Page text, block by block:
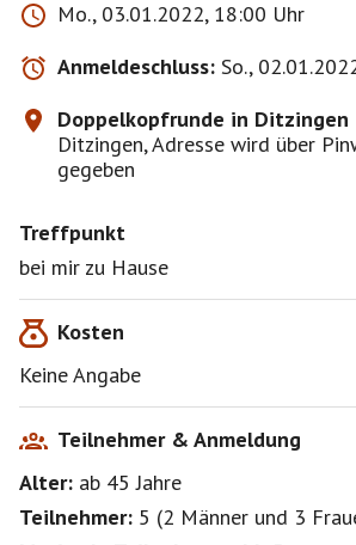
auch Anfänger dazu stoßen. Ich
wenn sich daraus eine regelmäßige
Mo., 03.01.2022, 18:00 Uhr
Anmeldeschluss: So.,
Doppelkopfrunde in Ditzingen
Ditzingen, Adresse wird über
gegeben
Treffpunkt
bei mir zu Hause
Kosten
Keine Angabe
Teilnehmer & Anmeldung
Alter: ab 45Jahre
Teilnehmer: 5 (2 Männer und 3